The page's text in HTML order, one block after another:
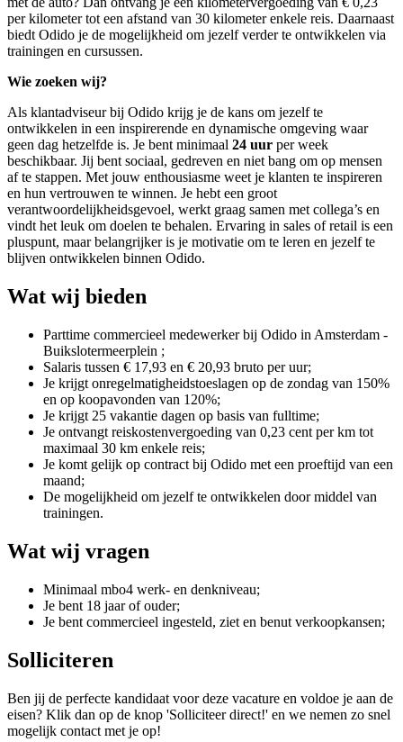
per kilometer tot een afstand van 30 kilometer enkele reis. Daarnaast
biedt Odido je de mogelijkheid om jezelf verder te ontwikkelen via
trainingen en cursussen.
Wie zoeken wij?
Als klantadviseur bij Odido krijg je de kans om jezelf te
ontwikkelen in een inspirerende en dynamische omgeving waar
geen dag hetzelfde is. Je bent minimaal 24 uur per week
beschikbaar. Jij bent sociaal, gedreven en niet bang om op mensen
af te stappen. Met jouw enthousiasme weet je klanten te inspireren
en hun vertrouwen te winnen. Je hebt een groot
verantwoordelijkheidsgevoel, werkt graag samen met collega’s en
vindt het leuk om doelen te behalen. Ervaring in sales of retail is een
pluspunt, maar belangrijker is je motivatie om te leren en jezelf te
blijven ontwikkelen binnen Odido.
Wat wij bieden
Parttime commercieel medewerker bij Odido in Amsterdam -
Buikslotermeerplein ;
Salaris tussen € 17,93 en € 20,93 bruto per uur;
Je krijgt onregelmatigheidstoeslagen op de zondag van 150%
en op koopavonden van 120%;
Je krijgt 25 vakantie dagen op basis van fulltime;
Je ontvangt reiskostenvergoeding van 0,23 cent per km tot
maximaal 30 km enkele reis;
Je komt gelijk op contract bij Odido met een proeftijd van een
maand;
De mogelijkheid om jezelf te ontwikkelen door middel van
trainingen.
Wat wij vragen
Minimaal mbo4 werk- en denkniveau;
Je bent 18 jaar of ouder;
Je bent commercieel ingesteld, ziet en benut verkoopkansen;
Solliciteren
Ben jij de perfecte kandidaat voor deze vacature en voldoe je aan de
eisen? Klik dan op de knop 'Solliciteer direct!' en we nemen zo snel
mogelijk contact met je op!